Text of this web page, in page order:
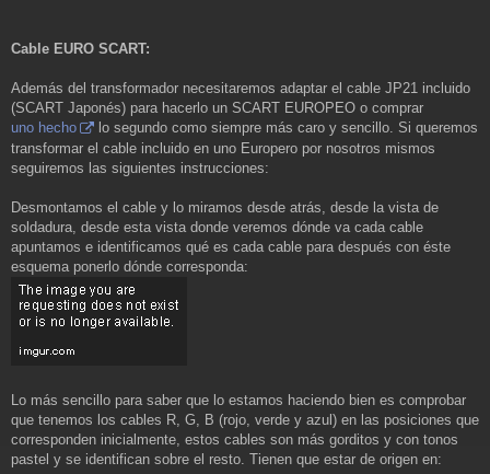
Cable EURO SCART:
Además del transformador necesitaremos adaptar el cable JP21 incluido
(SCART Japonés) para hacerlo un SCART EUROPEO o comprar
uno hecho
lo segundo como siempre más caro y sencillo. Si queremos
transformar el cable incluido en uno Europero por nosotros mismos
seguiremos las siguientes instrucciones:
Desmontamos el cable y lo miramos desde atrás, desde la vista de
soldadura, desde esta vista donde veremos dónde va cada cable
apuntamos e identificamos qué es cada cable para después con éste
esquema ponerlo dónde corresponda:
Lo más sencillo para saber que lo estamos haciendo bien es comprobar
que tenemos los cables R, G, B (rojo, verde y azul) en las posiciones que
corresponden inicialmente, estos cables son más gorditos y con tonos
pastel y se identifican sobre el resto. Tienen que estar de origen en: